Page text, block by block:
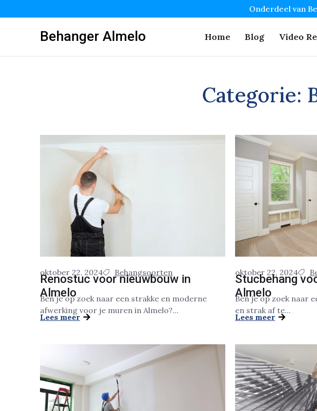
Onderdeel van
Behanger Almelo Home Blog Video
Categorie:
oktober 22, 2024 Behangsoorten
Renostuc voor nieuwbouw in
Almelo
Ben je op zoek naar een strakke en moderne
afwerking voor je muren in Almelo?...
Lees meer
oktober 22, 2024
Stucbehang
Almelo
Ben je op zoek naar
en strak af te...
Lees meer